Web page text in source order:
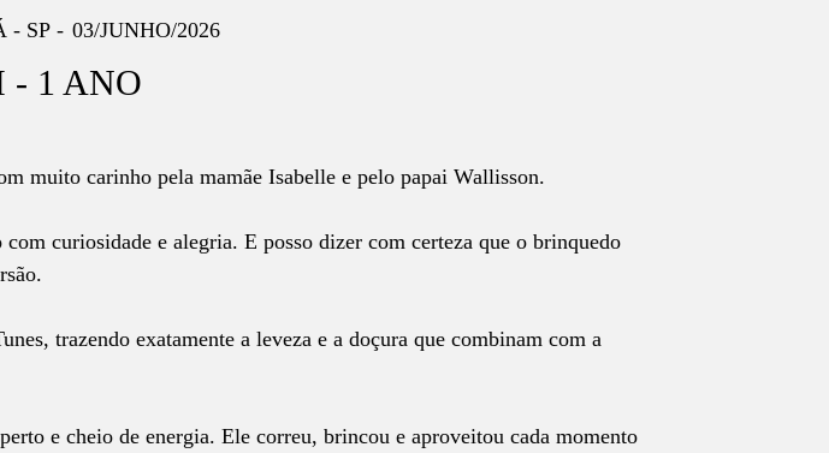
- SP 03/JUNHO/2026
- 1 ANO
muito carinho pela mamãe Isabelle e pelo papai Wallisson.
curiosidade e alegria. E posso dizer com certeza que o brinquedo
trazendo exatamente a leveza e a doçura que combinam com a
e cheio de energia. Ele correu, brincou e aproveitou cada momento